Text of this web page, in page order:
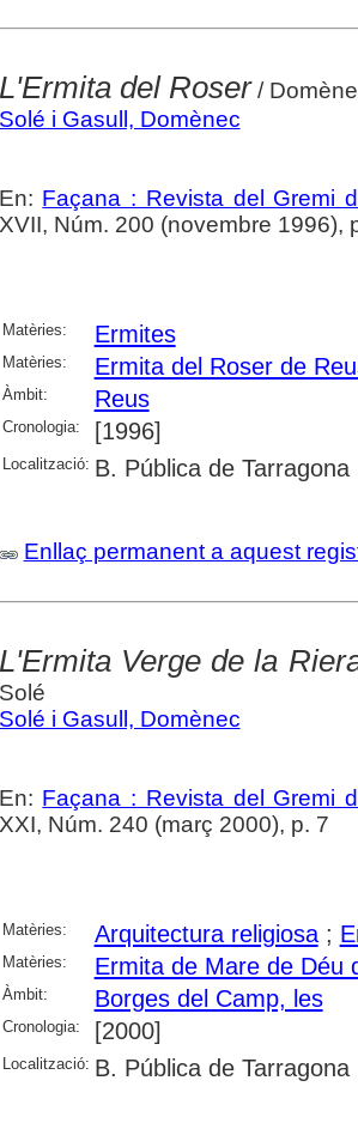
L'Ermita del Roser/
Solé i Gasull, Domènec
En: Façana : Revista del Gremi
XVII, Núm. 200 (novembre 1996),
Matèries: Ermites
Matèries: Ermita del Roser de
Àmbit: Reus
Cronologia: [1996]
Localització: B. Pública de Tarragona
Enllaç permanent a aquest
L'Ermita Verge de la
Solé
Solé i Gasull, Domènec
En: Façana : Revista del Gremi
XXI, Núm. 240 (març 2000), p. 7
Matèries: Arquitectura religiosa;
Matèries: Ermita de Mare de Déu
Àmbit: Borges del Camp, les
Cronologia: [2000]
Localització: B. Pública de Tarragona